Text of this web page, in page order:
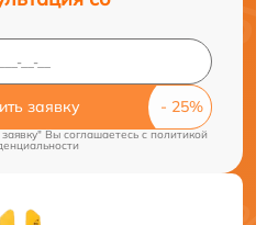
заявку
Вы соглашаетесь cполитикой